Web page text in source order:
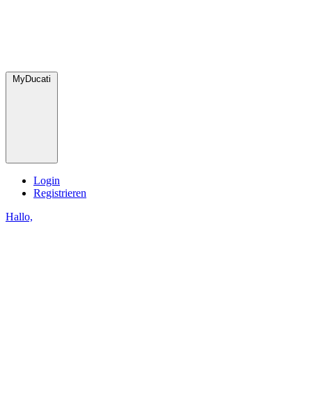
MyDucati
Login
Registrieren
Hallo,